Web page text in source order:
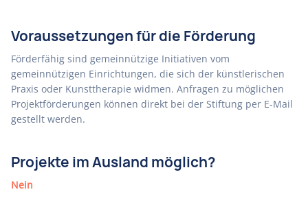
Voraussetzungen für die Förderung
Förderfähig sind gemeinnützige Initiativen vom
gemeinnützigen Einrichtungen, die sich der künstlerischen
Praxis oder Kunsttherapie widmen. Anfragen zu möglichen
Projektförderungen können direkt bei der Stiftung per E-Mail
gestellt werden.
Projekte im Ausland möglich?
Nein